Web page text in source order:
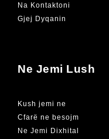
Na Kontaktoni
Gjej Dyqanin
Ne Jemi Lush
Kush jemi ne
Cfarë ne besojm
Ne Jemi Dixhital